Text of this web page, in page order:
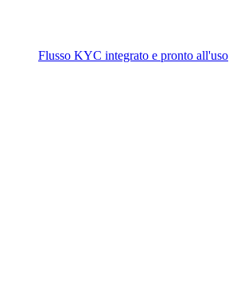
Flusso KYC integrato e pronto all'uso